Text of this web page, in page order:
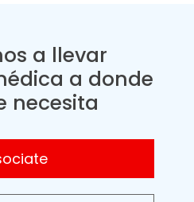
a llevar
a donde
necesita